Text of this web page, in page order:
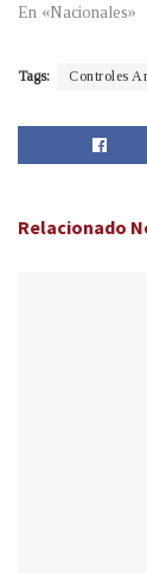
En «Nacionales»
Tags: Controles
Relacionado